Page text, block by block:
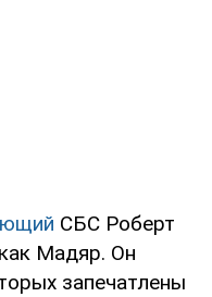
СБС Роберт
Мадяр. Он
запечатлены